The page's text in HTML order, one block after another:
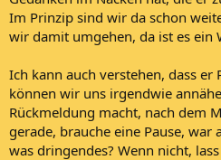
Im Prinzip sind wir da schon
wir damit umgehen, da ist es ein
Ich kann auch verstehen, dass er
können wir uns irgendwie
Rückmeldung macht, nach dem
gerade, brauche eine Pause,
was dringendes? Wenn nicht,